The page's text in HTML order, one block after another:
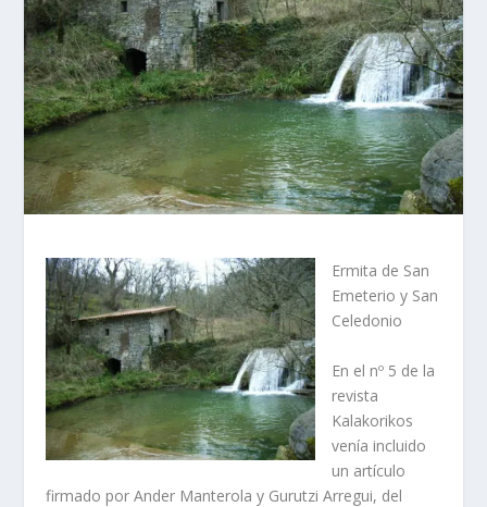
Ermita de San
Emeterio y San
Celedonio
En el nº 5 de la
revista
Kalakorikos
vení­a incluido
un artí­culo
firmado por Ander Manterola y Gurutzi Arregui, del